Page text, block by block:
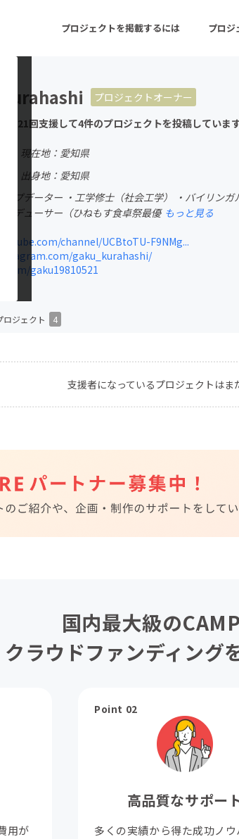
プロジェクトを掲載するには プロジ
のリターン 注目の新着プロジェクト
音楽
ゲーム・サービス開発
チャレンジ
CAMPFIREふるさと納税
machi-ya
Kurahashi
プロジェクトオーナー
に21回支援して4件のプロジェクトを投稿していま
現在地：愛知県
出身地：愛知県
ップデーター ・工学修士（社会工学） ・バイリン
ロデューサー（ひねもす食卓祭最優 もっと見る
channel/UCBtoTU-F9NMg...
gaku_kurahashi/
gaku19810521
ロジェクト 4
支援者になっているプロジェクトはま
国内最大級の
クラウドファンディング
用が
Point 02
高品質なサポー
多くの実績から得た成功ノウ